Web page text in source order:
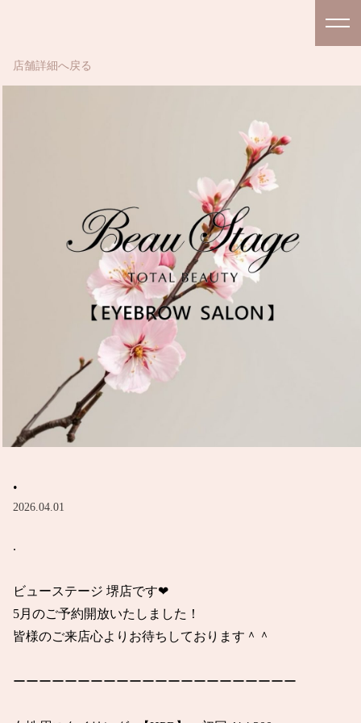
店舗詳細へ戻る
.
2026.04.01
.
ビューステージ 堺店です❤︎
5月のご予約開放いたしました！
皆様のご来店心よりお待ちしております＾＾
ーーーーーーーーーーーーーーーーーーーーーー